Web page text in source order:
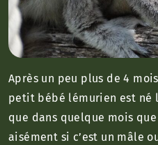
Après un peu plus de 4
petit bébé lémurien est né
que dans quelque mois
aisément si c’est un mâle